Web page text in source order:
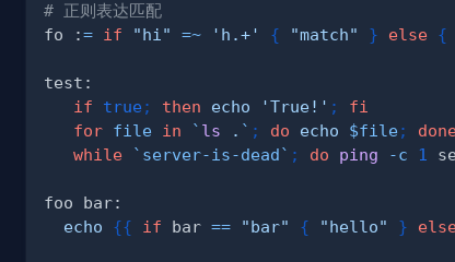
# 正则表达匹配
fo := if "hi" =~ 'h.+' { "match" } else {
if
true ; then echo 'True!' ;
fi
for file in ` ls . ` ; do echo $file;
while
` server-is-dead` ; do ping -c 1
echo
{{ if bar == "bar" { "hello" }